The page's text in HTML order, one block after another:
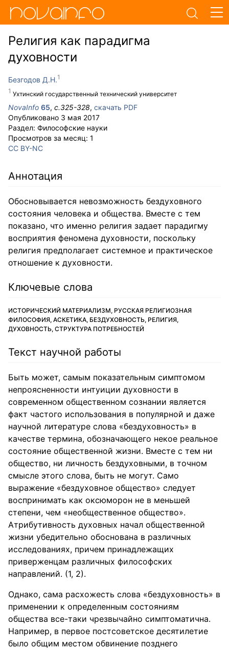
Религия как парадигма
духовности
Безгодов Д.Н.
Ухтинский государственный технический университет
NovaInfo 65, с.325-328, скачать PDF
Опубликовано 3 мая 2017
Раздел: Философские науки
Просмотров за месяц: 1
CC BY-NC
Аннотация
Обосновывается невозможность бездуховного
состояния человека и общества. Вместе с тем
показано, что именно религия задает парадигму
восприятия феномена духовности, поскольку
религия предполагает системное и практическое
отношение к духовности.
Ключевые слова
ИСТОРИЧЕСКИЙ МАТЕРИАЛИЗМ, РУССКАЯ РЕЛИГИОЗНАЯ
ФИЛОСОФИЯ, АСКЕТИКА, БЕЗДУХОВНОСТЬ, РЕЛИГИЯ,
ДУХОВНОСТЬ, СТРУКТУРА ПОТРЕБНОСТЕЙ
Текст научной работы
Быть может, самым показательным симптомом
непроясненности интуиции духовности в
современном общественном сознании является
факт частого использования в популярной и даже
научной литературе слова «бездуховность» в
качестве термина, обозначающего некое реальное
состояние общественной жизни. Вместе с тем ни
общество, ни личность бездуховными, в точном
смысле этого слова, быть не могут. Само
выражение «бездуховное общество» следует
воспринимать как оксюморон не в меньшей
степени, чем «необщественное общество».
Атрибутивность духовных начал общественной
жизни убедительно обоснована в различных
исследованиях, причем принадлежащих
приверженцам различных философских
направлений. (1, 2).
Однако, сама расхожесть слова «бездуховность» в
применении к определенным состояниям
общества все-таки чрезвычайно симптоматична.
Например, в первое постсоветское десятилетие
было общим местом обвинение позднего